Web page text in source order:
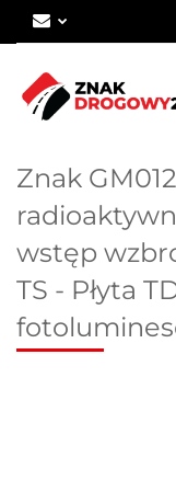
Znak
wstęp
TS - Płyta